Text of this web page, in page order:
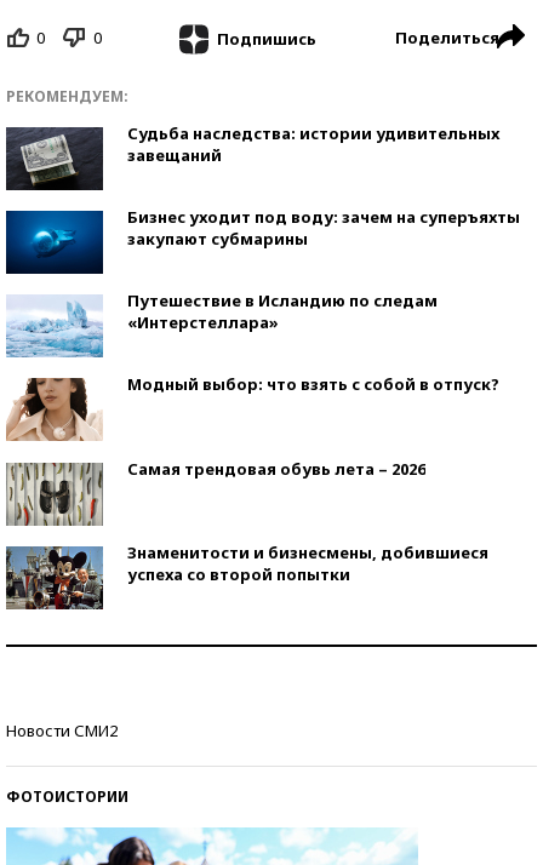
0 0 Подпишись Поделиться
РЕКОМЕНДУЕМ:
Судьба наследства: истории удивительных
завещаний
Бизнес уходит под воду: зачем на суперъяхты
закупают субмарины
Путешествие в Исландию по следам
«Интерстеллара»
Модный выбор: что взять с собой в отпуск?
Самая трендовая обувь лета – 2026
Знаменитости и бизнесмены, добившиеся
успеха со второй попытки
Новости СМИ2
ФОТОИСТОРИИ